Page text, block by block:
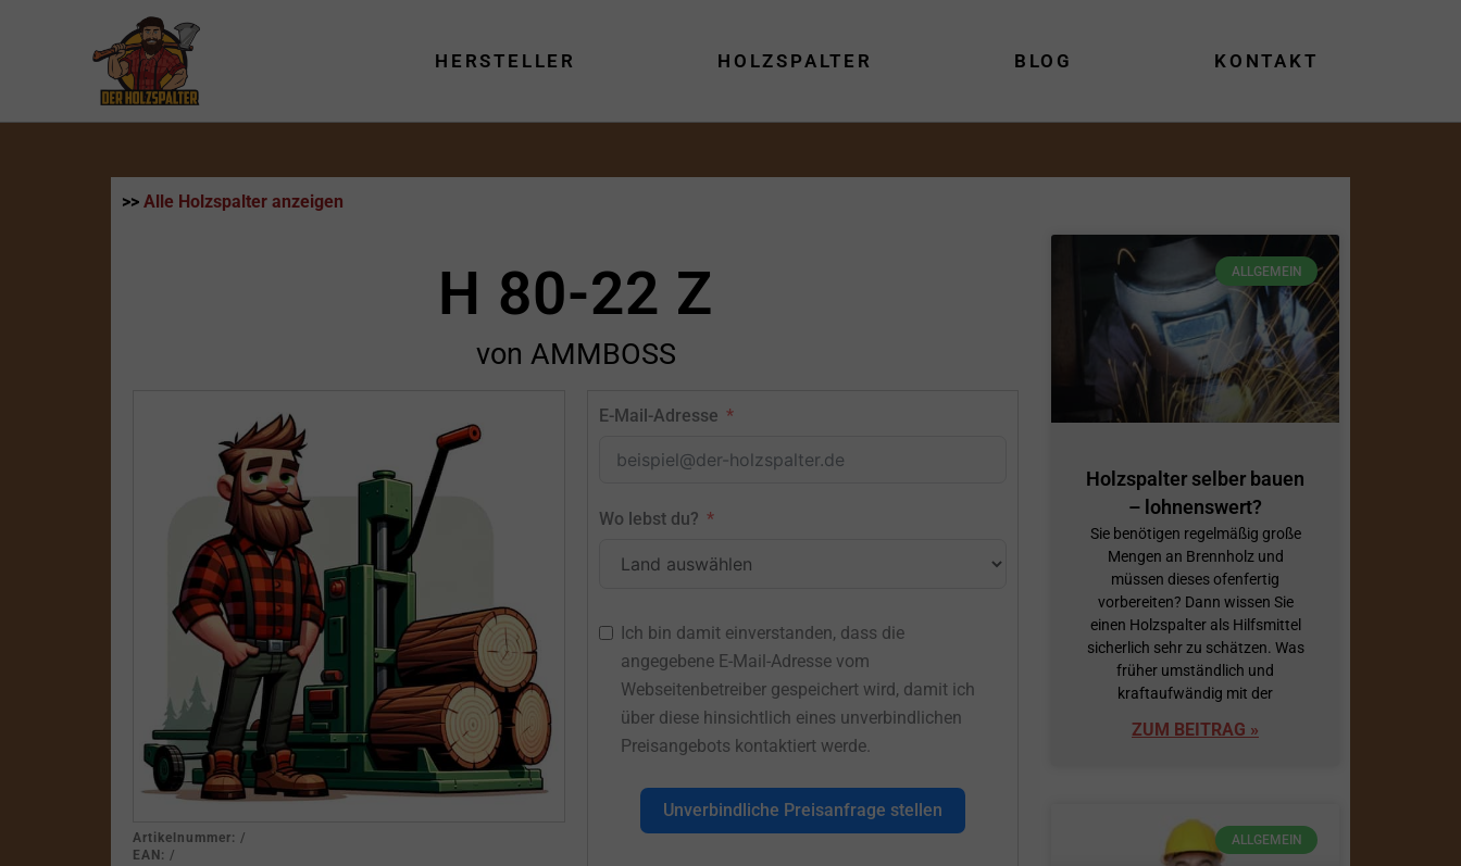
HERSTELLER HOLZSPALTER BLOG KONTAKT
>> Alle Holzspalter anzeigen
H 80-22 Z
von AMMBOSS
Artikelnummer: /
EAN: /
E-Mail-Adresse
Wo lebst du?
Ich bin damit einverstanden, dass die
angegebene E-Mail-Adresse vom
Webseitenbetreiber gespeichert wird, damit ich
über diese hinsichtlich eines unverbindlichen
Preisangebots kontaktiert werde.
Unverbindliche Preisanfrage stellen
ALLGEMEIN
Holzspalter selber bauen
– lohnenswert?
Sie benötigen regelmäßig große
Mengen an Brennholz und
müssen dieses ofenfertig
vorbereiten? Dann wissen Sie
einen Holzspalter als Hilfsmittel
sicherlich sehr zu schätzen. Was
früher umständlich und
kraftaufwändig mit der
ZUM BEITRAG »
ALLGEMEIN